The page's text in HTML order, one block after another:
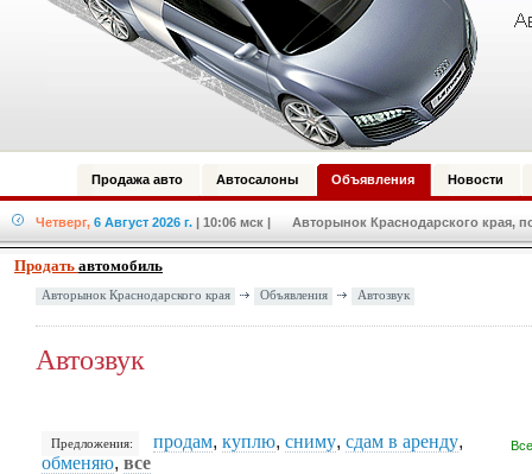
Продажа авто Автосалоны Объявления Новости
Четверг, 6 Август 2026 г. | 10:06 мск | Авторынок Краснодарского края,
Продать автомобиль
Авторынок Краснодарского края Объявления Автозвук
Автозвук
Предложения: продам, куплю, сниму, сдам в аренду,
обменяю, все